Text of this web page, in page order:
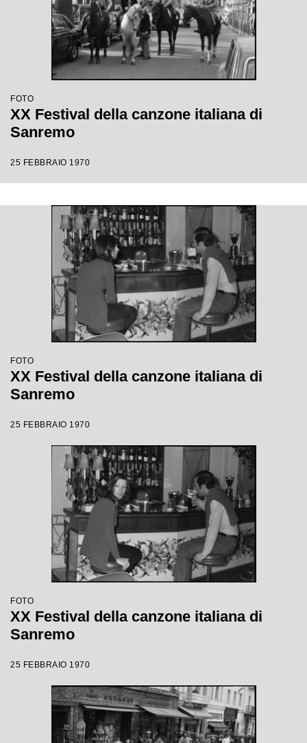
FOTO
XX Festival della canzone italiana di
Sanremo
25 FEBBRAIO 1970
FOTO
XX Festival della canzone italiana di
Sanremo
25 FEBBRAIO 1970
FOTO
XX Festival della canzone italiana di
Sanremo
25 FEBBRAIO 1970